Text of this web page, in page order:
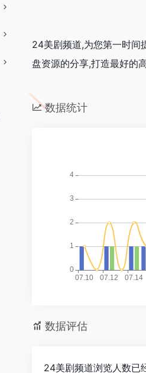
24美剧频道,为您第一时间
盘资源的分享,打造最好的
数据统计
数据评估
24美剧频道浏览人数已